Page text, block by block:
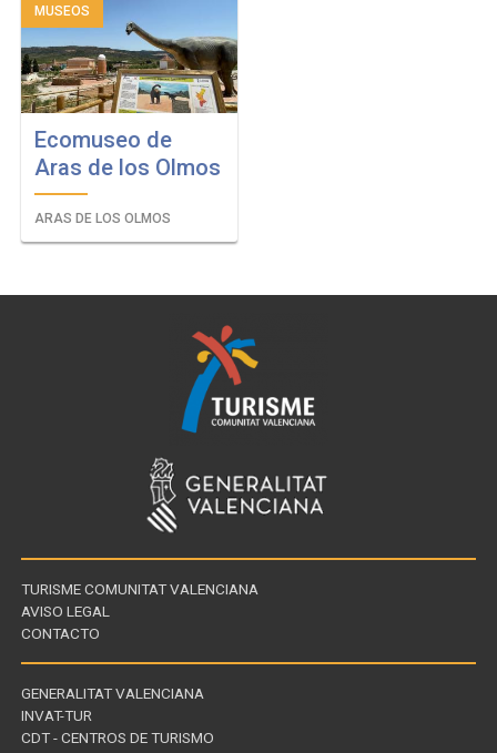
MUSEOS
Ecomuseo de
Aras de los Olmos
ARAS DE LOS OLMOS
TURISME COMUNITAT VALENCIANA
AVISO LEGAL
CONTACTO
Links
GENERALITAT VALENCIANA
INVAT-TUR
CDT - CENTROS DE TURISMO